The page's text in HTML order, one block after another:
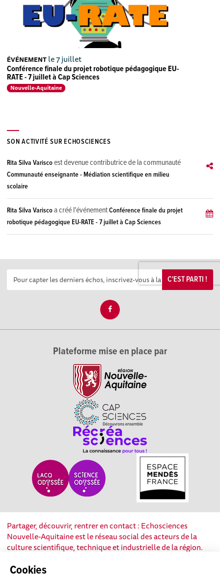
Cookies
ÉVÉNEMENT le 7 juillet
Conférence finale du projet robotique pédagogique EU-
RATE - 7 juillet à Cap Sciences
Nouvelle-Aquitaine
SON ACTIVITÉ SUR ECHOSCIENCES
Rita Silva Variscoest devenue contributrice de la communauté
Communauté enseignante - Médiation scientifique en milieu
scolaire
Rita Silva Variscoa créé l'événementConférence finale du projet
robotique pédagogique EU-RATE - 7 juillet à Cap Sciences
C'EST PARTI !
Plateforme mise en place par
Partager, découvrir, rentrer en contact : Echosciences
Nouvelle-Aquitaine est le réseau social des acteurs de la
culture scientifique, technique et industrielle de la région.
Mentions légales